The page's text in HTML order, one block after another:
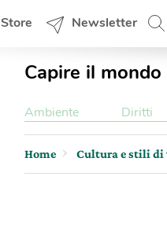
Store Newsletter
Capire il mondo
Ambiente Diritti
Home Cultura e stili di